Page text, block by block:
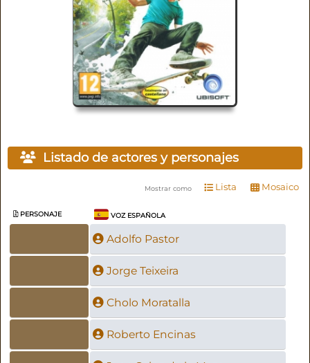
Listado de actores y personajes
Mostrar como Lista Mosaico
PERSONAJE VOZ ESPAÑOLA
Adolfo Pastor
Jorge Teixeira
Cholo Moratalla
Roberto Encinas